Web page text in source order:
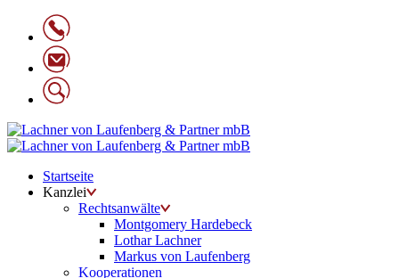
Startseite
Kanzlei
Rechtsanwälte
Montgomery Hardebeck
Lothar Lachner
Markus von Laufenberg
Kooperationen